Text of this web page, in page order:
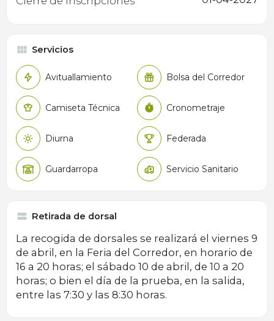
Servicios
Avituallamiento Bolsa del Corredor
Camiseta Técnica Cronometraje
Diurna Federada
Guardarropa Servicio Sanitario
Retirada de dorsal
La recogida de dorsales se realizará el viernes 9
de abril, en la Feria del Corredor, en horario de
16 a 20 horas; el sábado 10 de abril, de 10 a 20
horas; o bien el día de la prueba, en la salida,
entre las 7:30 y las 8:30 horas.